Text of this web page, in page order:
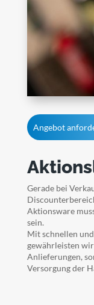
Angebot
Gerade bei
Aktionsware
sein.
Mit schnellen
gewährleisten
Anlieferungen,
Versorgung der